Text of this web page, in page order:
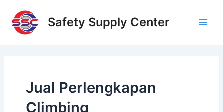
content
Safety Supply Center
Jual Perlengkapan
Climbing